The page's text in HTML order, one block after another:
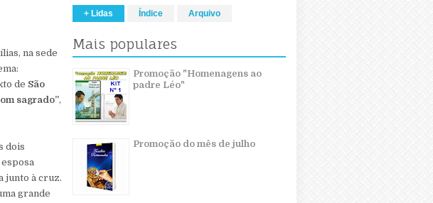
na sede
de São
sagrado”,
dois
esposa
junto à cruz.
grande
+ Lidas Índice Arquivo
Mais populares
Promoção "Homenagens ao
padre Léo"
Promoção do mês de julho